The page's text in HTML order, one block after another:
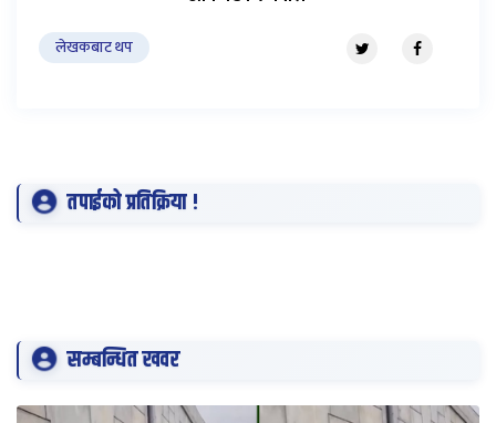
लेखकबाट थप
तपाईको प्रतिक्रिया !
सम्बन्धित खवर